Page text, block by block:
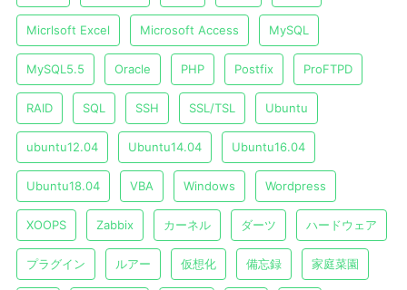
Micrlsoft Excel Microsoft Access MySQL
MySQL5.5 Oracle PHP Postfix ProFTPD
RAID SQL SSH SSL/TSL Ubuntu
ubuntu12.04 Ubuntu14.04 Ubuntu16.04
Ubuntu18.04 VBA Windows Wordpress
XOOPS Zabbix カーネル ダーツ ハードウェア
プラグイン ルアー 仮想化 備忘録 家庭菜園